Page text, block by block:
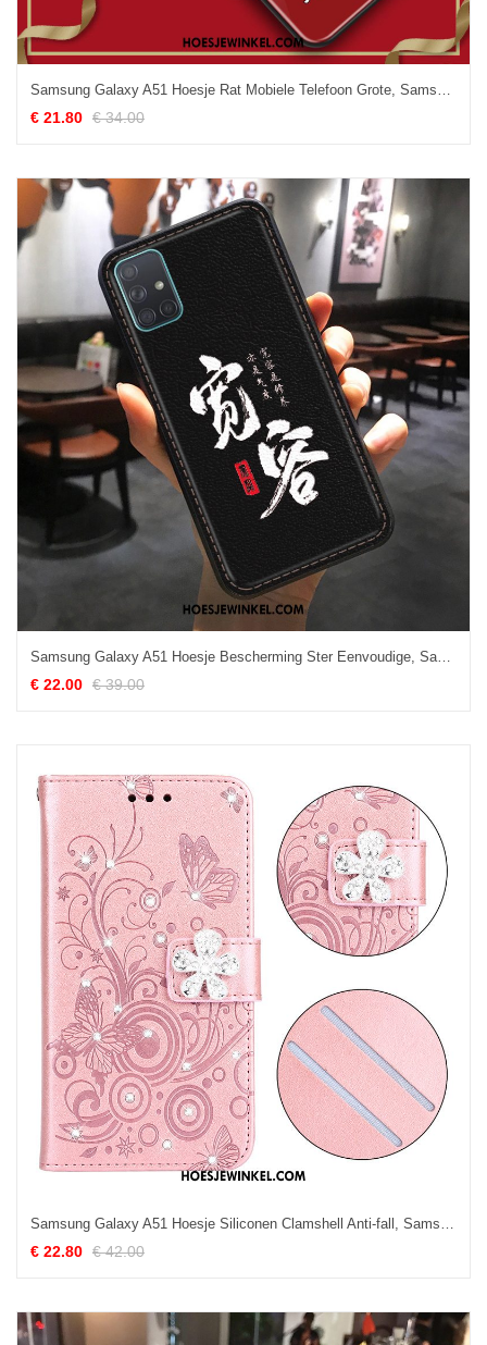
Samsung Galaxy A51 Hoesje Rat Mobiele Telefoon Grote, Samsung Galaxy A51 Hoesje Hoes Scheppend
€ 21.80 € 34.00
Samsung Galaxy A51 Hoesje Bescherming Ster Eenvoudige, Samsung Galaxy A51 Hoesje Scheppend Leer
€ 22.00 € 39.00
Samsung Galaxy A51 Hoesje Siliconen Clamshell Anti-fall, Samsung Galaxy A51 Hoesje Mobiele Telefoon Leren Etui
€ 22.80 € 42.00